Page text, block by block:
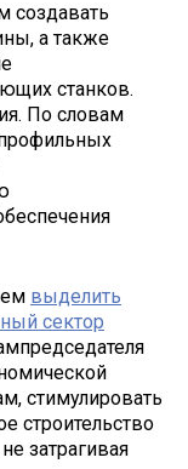
создавать
а также
станков.
По словам
выделить
сектор
стимулировать
строительство
затрагивая